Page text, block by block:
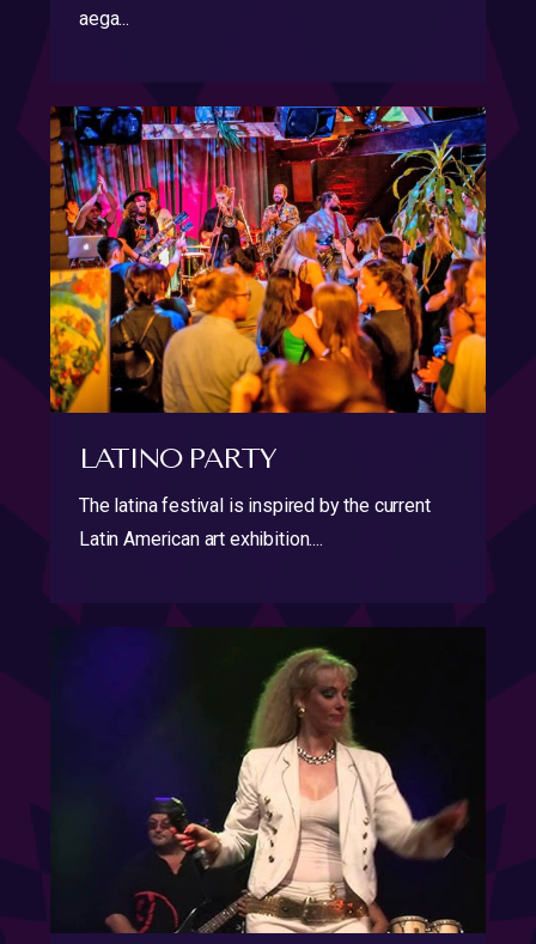
aega...
LATINO PARTY
The latina festival is inspired by the current
Latin American art exhibition....